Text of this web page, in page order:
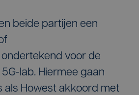
beide partijen een
voor de
lab. Hiermee gaan
als Howest akkoord met